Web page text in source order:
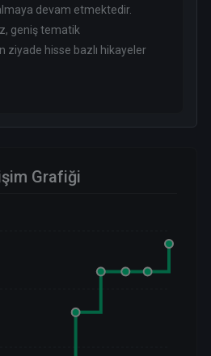
devam etmektedir.
geniş tematik
ziyade hisse bazlı hikayeler
Grafiği